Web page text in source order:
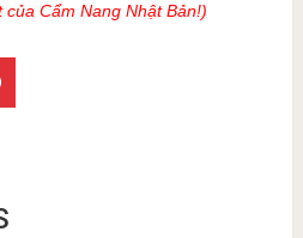
Cẩm Nang Nhật Bản!)